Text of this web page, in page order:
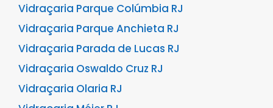
Vidraçaria Parque Colúmbia RJ
Vidraçaria Parque Anchieta RJ
Vidraçaria Parada de Lucas RJ
Vidraçaria Oswaldo Cruz RJ
Vidraçaria Olaria RJ